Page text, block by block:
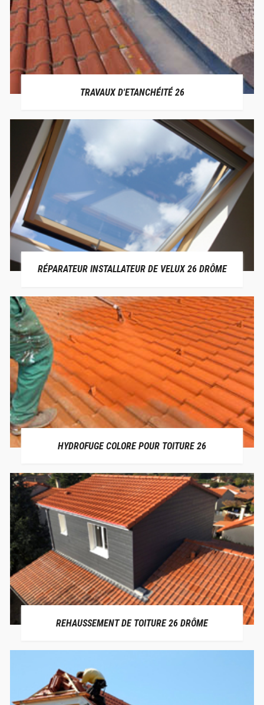
TRAVAUX D'ETANCHÉITÉ 26
RÉPARATEUR INSTALLATEUR DE VELUX 26 DRÔME
HYDROFUGE COLORE POUR TOITURE 26
REHAUSSEMENT DE TOITURE 26 DRÔME